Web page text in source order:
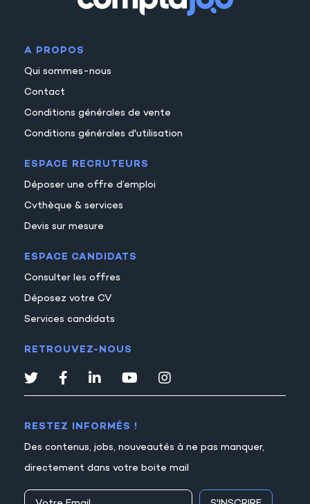
A PROPOS
Qui sommes-nous
Contact
Conditions générales de vente
Conditions générales d'utilisation
ESPACE RECRUTEURS
Déposer une offre d’emploi
Cvthèque & services
Devis sur mesure
ESPACE CANDIDATS
Consulter les offres
Déposez votre CV
Services candidats
RETROUVEZ-NOUS
RESTEZ INFORMÉS !
Des contenus, jobs, nouveautés à ne pas manquer,
directement dans votre boite mail